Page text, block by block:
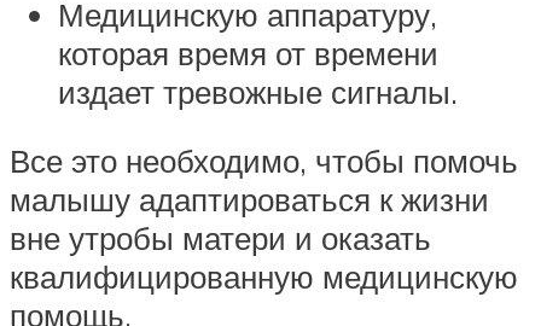
Медицинскую аппаратуру,
которая время от времени
издает тревожные сигналы.
Все это необходимо, чтобы помочь
малышу адаптироваться к жизни
вне утробы матери и оказать
квалифицированную медицинскую
помощь.